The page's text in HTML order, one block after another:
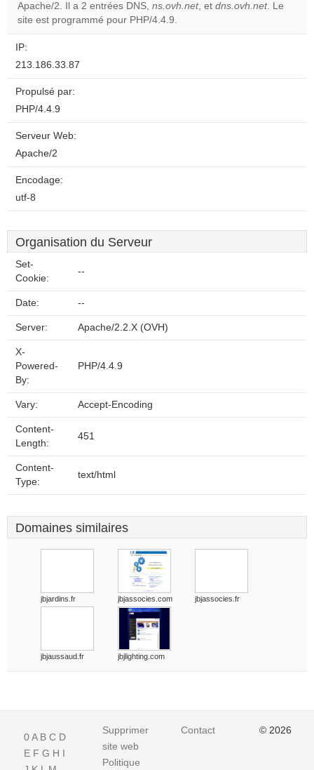
Do you
Apache/2. Il a 2 entrées DNS, ns.ovh.net, et dns.ovh.net. Le
site est programmé pour PHP/4.4.9.
IP:
213.186.33.87
Propulsé par:
PHP/4.4.9
Serveur Web:
Apache/2
Encodage:
utf-8
Organisation du Serveur
Set-
Cookie:
--
Date: --
Server: Apache/2.2.X (OVH)
X-
Powered-
By:
PHP/4.4.9
Vary: Accept-Encoding
Content-
Length:
451
Content-
Type:
text/html
Domaines similaires
jbjardins.fr jbjassocies.com jbjassocies.fr
jbjaussaud.fr jbjlighting.com
0A B C D
E F G H I
Supprimer
site web
Politique
Contact © 2026